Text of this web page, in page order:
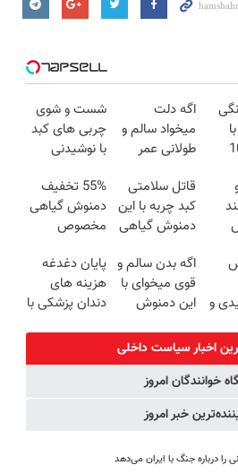
10
اگه دلت
میخواد سالم و
طولانی عمر
دمنوش رو بخر!
شست و شوی
چربی های کبد
با نوشیدنی
قاتل سلامتی
کبد چربه با این
دمنوش گیاهی
55% تخفیف
دمنوش گیاهی
مخصوص
و
اگه بدن سالم و
قوی میخوای با
این دمنوش
رو پاکسازی کن
پایان دغدغه
هزینه های
دندان پزشکی با
اخبار سیاست داخلی
خوانندگان امروز
خبر امروز
درباره جنگ با ایران می‌دهد